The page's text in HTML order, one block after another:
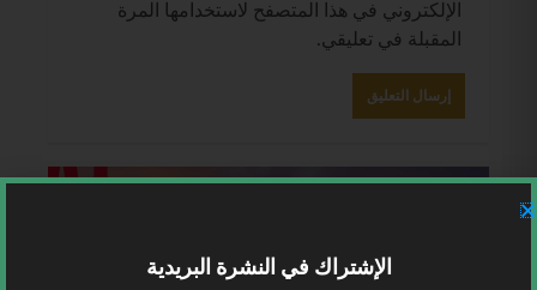
الإلكتروني في هذا المتصفح لاستخدامها المرة
المقبلة في تعليقي.
الإشتراك في النشرة البريدية